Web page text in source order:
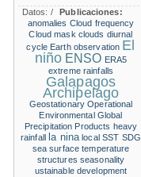
Datos: /
Publicaciones:
anomalies Cloud frequency
Cloud mask clouds diurnal
cycle Earth observation El
niño ENSO ERA5
extreme rainfalls
Galapagos
Archipelago
Geostationary Operational
Environmental Global
Precipitation Products heavy
rainfall
la nina local SST SDG
sea surface temperature
structures seasonality
ustainable development